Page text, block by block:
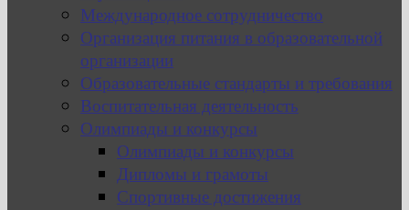
Международное сотрудничество
Организация питания в образовательной
организации
Образовательные стандарты и требования
Воспитательная деятельность
Олимпиады и конкурсы
Олимпиады и конкурсы
Дипломы и грамоты
Спортивные достижения